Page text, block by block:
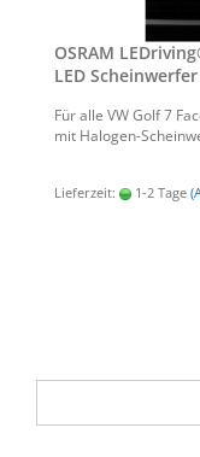
OSRAM
LED Schein­wer­fer
Für alle VW Golf 7
mit Halogen-​
Lieferzeit: 1-2 Tage